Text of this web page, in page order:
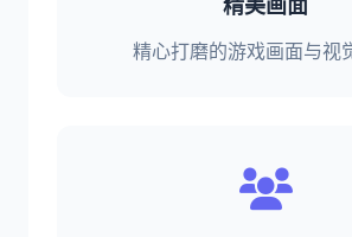
精美画面
精心打磨的游戏画面与视